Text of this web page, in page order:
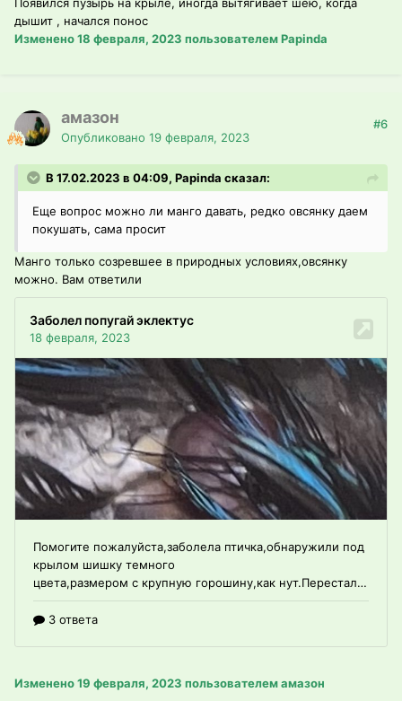
Появился пузырь на крыле, иногда вытягивает шею, когда
дышит , начался понос
Изменено18 февраля, 2023 пользователем Papinda
амазон
Опубликовано 19 февраля, 2023
#6
В 17.02.2023 в 04:09, Papinda сказал:
Еще вопрос можно ли манго давать, редко овсянку даем
покушать, сама просит
Манго только созревшее в природных условиях,овсянку
можно. Вам ответили
Изменено19 февраля, 2023 пользователем амазон